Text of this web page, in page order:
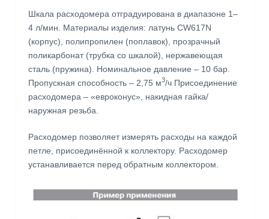
Шкала расходомера отградуирована в диапазоне 1–
4 л/мин. Материалы изделия: латунь CW617N
(корпус), полипропилен (поплавок), прозрачный
поликарбонат (трубка со шкалой), нержавеющая
сталь (пружина). Номинальное давление – 10 бар.
Пропускная способность – 2,75 м3/ч Присоединение
расходомера – «евроконус», накидная гайка/
наружная резьба.
Расходомер позволяет измерять расходы на каждой
петле, присоединённой к коллектору. Расходомер
устанавливается перед обратным коллектором.